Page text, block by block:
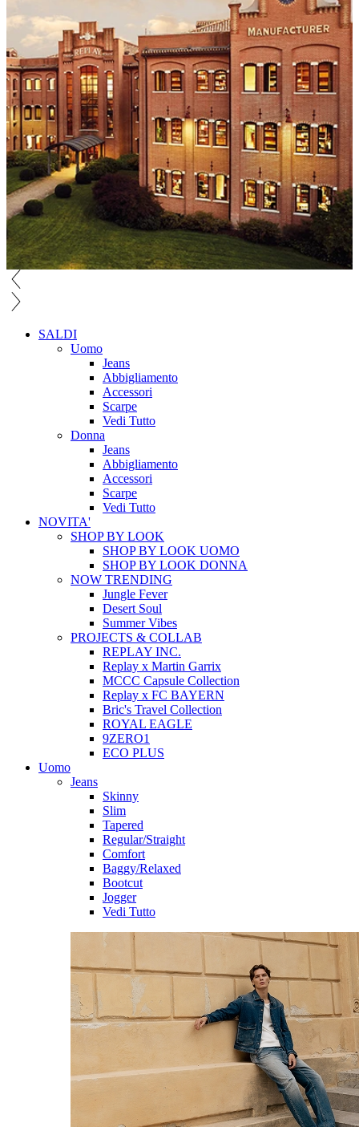
SALDI
Uomo
Jeans
Abbigliamento
Accessori
Scarpe
Vedi Tutto
Donna
Jeans
Abbigliamento
Accessori
Scarpe
Vedi Tutto
NOVITA'
SHOP BY LOOK
SHOP BY LOOK UOMO
SHOP BY LOOK DONNA
NOW TRENDING
Jungle Fever
Desert Soul
Summer Vibes
PROJECTS & COLLAB
REPLAY INC.
Replay x Martin Garrix
MCCC Capsule Collection
Replay x FC BAYERN
Bric's Travel Collection
ROYAL EAGLE
9ZERO1
ECO PLUS
Uomo
Jeans
Skinny
Slim
Tapered
Regular/Straight
Comfort
Baggy/Relaxed
Bootcut
Jogger
Vedi Tutto